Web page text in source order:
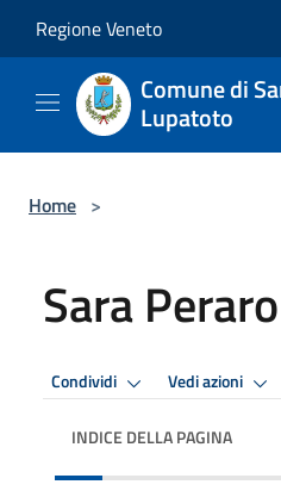
Regione Veneto
Comune di
Lupatoto
Home >
Sara Peraro
Condividi Vedi azioni
INDICE DELLA PAGINA